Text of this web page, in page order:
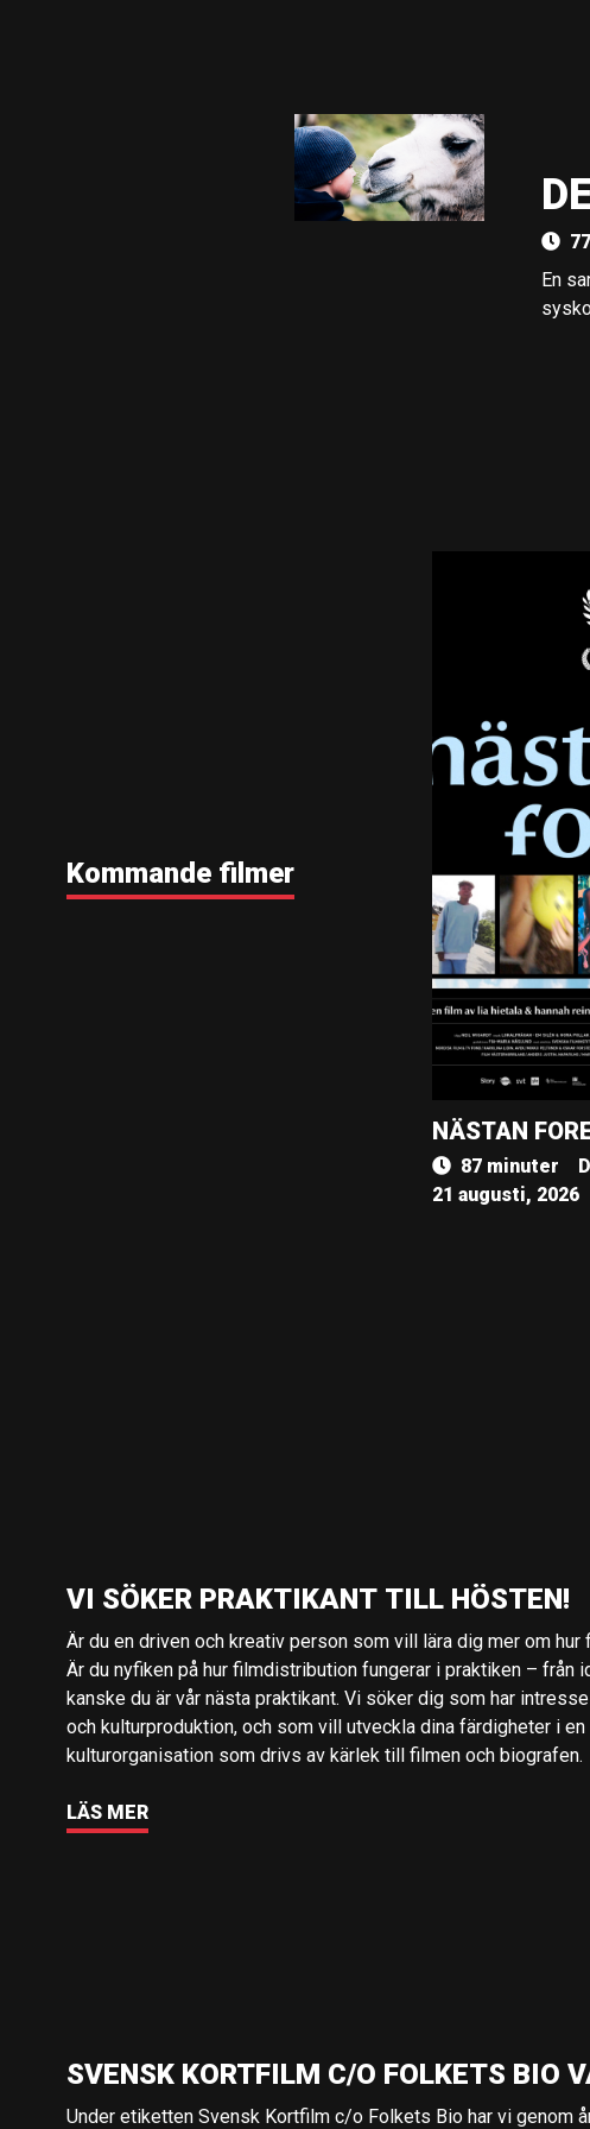
En
Kommande filmer
NÄSTAN
87 minuter
21 augusti, 2026
VI SÖKER PRAKTIKANT TILL HÖSTEN!
Är du en driven och kreativ person som vill lära dig mer om hur
Är du nyfiken på hur filmdistribution fungerar i praktiken – från
kanske du är vår nästa praktikant. Vi söker dig som har
och kulturproduktion, och som vill utveckla dina färdigheter i
kulturorganisation som drivs av kärlek till filmen och biografen.
LÄS MER
SVENSK KORTFILM C/O FOLKETS BIO
Under etiketten Svensk Kortfilm c/o Folkets Bio har vi genom